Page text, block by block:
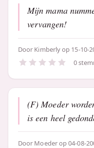
Mijn mama
vervangen!
Door Kimberlyop 15-10-
0
(F) Moeder
is een heel
Door Moederop 04-08-